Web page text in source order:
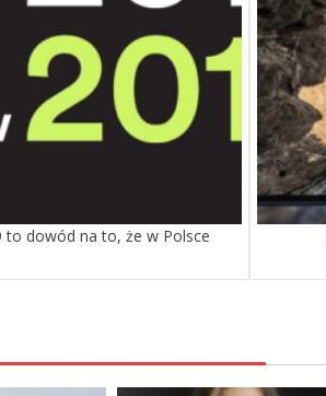
to dowód na to, że w Polsce